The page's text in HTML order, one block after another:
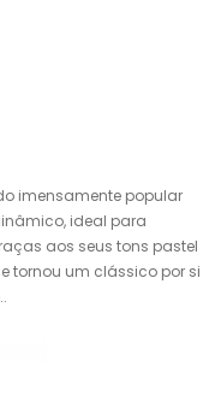
imensamente popular
ideal para
aos seus tons pastel
tornou um clássico por si